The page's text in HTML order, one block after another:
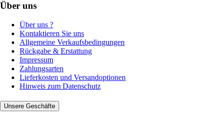
Über uns
Über uns ?
Kontaktieren Sie uns
Allgemeine Verkaufsbedingungen
Rückgabe & Erstattung
Impressum
Zahlungsarten
Lieferkosten und Versandoptionen
Hinweis zum Datenschutz
Unsere Geschäfte